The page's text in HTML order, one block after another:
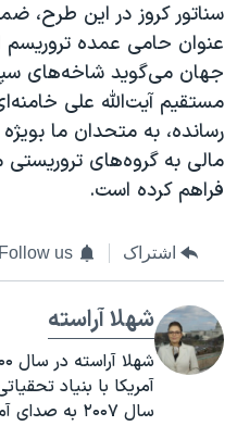
سناتور کروز در این طرح،
عنوان حامی عمده تروریسم
جهان می‌گوید شاخه‌های
مستقیم آیت‌الله علی
رسانده، به متحدان ما
مالی به گروه‌های
فراهم کرده است.
اشتراک Follow us
شهلا آراسته
آمریکا با بنیاد
سال ۲۰۰۷ به صدای آمریکا پیوست.